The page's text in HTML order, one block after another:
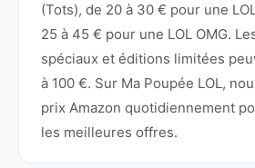
(Tots), de 20 à 30 € pour une
25 à 45 € pour une LOL OMG.
spéciaux et éditions limitées
à 100 €. Sur Ma Poupée LOL,
prix Amazon quotidiennement
les meilleures offres.